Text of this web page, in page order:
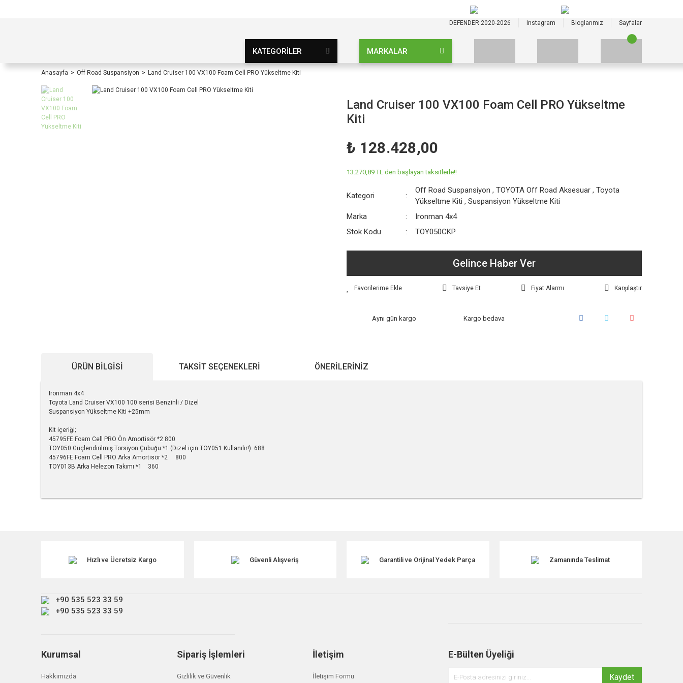
DEFENDER 2020-2026 Instagram Bloglarımız Sayfalar
KATEGORİLER MARKALAR
Anasayfa Off Road Suspansiyon Land Cruiser 100 VX100 Foam Cell PRO Yükseltme Kiti
Land Cruiser 100 VX100 Foam Cell PRO Yükseltme
Kiti
₺ 128.428,00
13.270,89 TL den başlayan taksitlerle!!
Kategori
Off Road Suspansiyon ,TOYOTA Off Road Aksesuar ,Toyota
Yükseltme Kiti ,Suspansiyon Yükseltme Kiti
Marka
Ironman 4x4
Stok Kodu
TOY050CKP
Gelince Haber Ver
Tavsiye Et Fiyat Alarmı Karşılaştır
Aynı gün kargo Kargo bedava
ÜRÜN BILGISI TAKSIT SEÇENEKLERI ÖNERILERINIZ
Ironman 4x4
Toyota Land Cruiser VX100 100 serisi Benzinli / Dizel
Suspansiyon Yükseltme Kiti +25mm
Kit içeriği;
45795FE Foam Cell PRO Ön Amortisör *2 800
TOY050 Güçlendirilmiş Torsiyon Çubuğu *1 (Dizel için TOY051 Kullanılır!) 688
45796FE Foam Cell PRO Arka Amortisör *2 800
TOY013B Arka Helezon Takımı *1 360
Ürün açıklamasında eksik bilgiler bulunuyor.
Bu ürüne benzer farklı alternatifler olmalı.
Hızlı ve Ücretsiz Kargo Güvenli Alışveriş Garantili ve Orijinal Yedek Parça Zamanında Teslimat
+90 535 523 33 59
+90 535 523 33 59
Kurumsal
Hakkımızda
Sipariş İşlemleri
Gizlilik ve Güvenlik
İletişim
İletişim Formu
E-Bülten Üyeliği
Kaydet